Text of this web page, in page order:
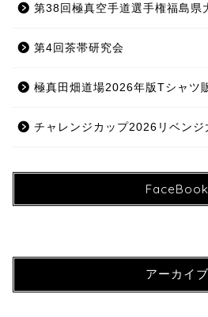
第38回極真空手道選手権福島県
第4回茶帯研究会
極真田畑道場2026年版Tシャツ
チャレンジカップ2026リベンジ
FaceBook
アーカイブ